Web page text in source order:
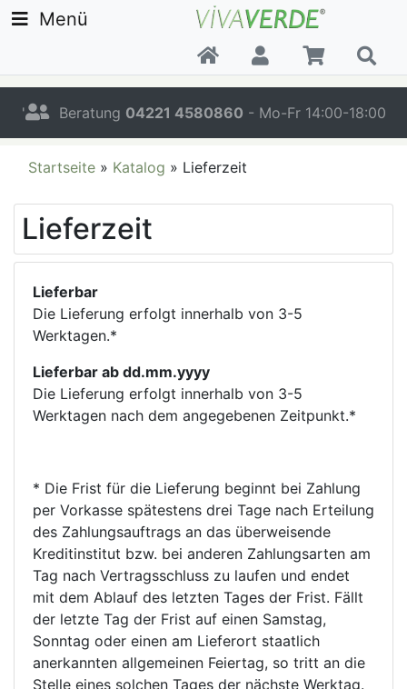
' Beratung 04221 4580860 - Mo-Fr 14:00-18:00
Menü
Startseite » Katalog » Lieferzeit
Lieferzeit
Lieferbar
Die Lieferung erfolgt innerhalb von 3-5
Werktagen.*
Lieferbar ab dd.mm.yyyy
Die Lieferung erfolgt innerhalb von 3-5
Werktagen nach dem angegebenen Zeitpunkt.*
* Die Frist für die Lieferung beginnt bei Zahlung
per Vorkasse spätestens drei Tage nach Erteilung
des Zahlungsauftrags an das überweisende
Kreditinstitut bzw. bei anderen Zahlungsarten am
Tag nach Vertragsschluss zu laufen und endet
mit dem Ablauf des letzten Tages der Frist. Fällt
der letzte Tag der Frist auf einen Samstag,
Sonntag oder einen am Lieferort staatlich
anerkannten allgemeinen Feiertag, so tritt an die
Stelle eines solchen Tages der nächste Werktag.